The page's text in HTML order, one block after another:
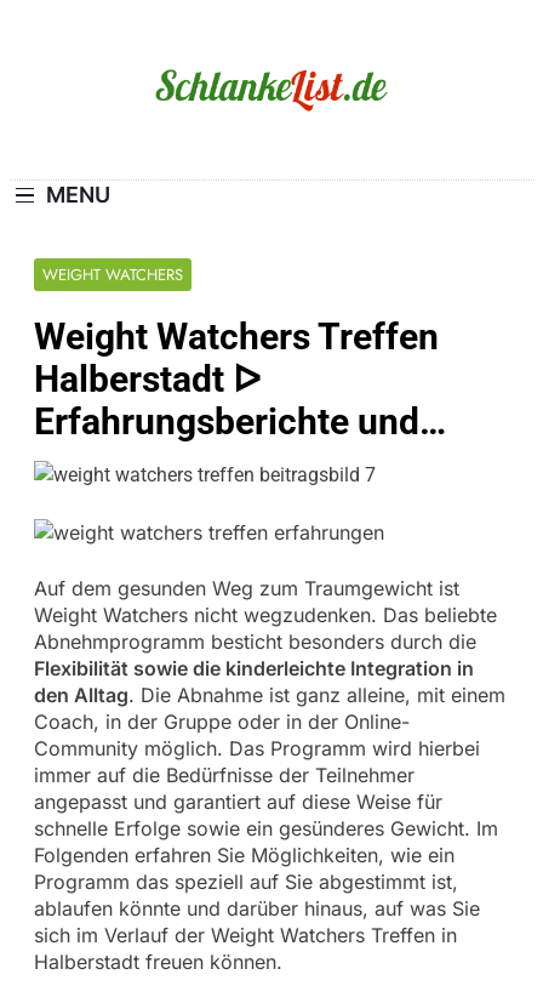
MENU
WEIGHT WATCHERS
Weight Watchers Treffen
Halberstadt ᐅ
Erfahrungsberichte und…
Auf dem gesunden Weg zum Traumgewicht ist
Weight Watchers nicht wegzudenken. Das beliebte
Abnehmprogramm besticht besonders durch die
Flexibilität sowie die kinderleichte Integration in
den Alltag. Die Abnahme ist ganz alleine, mit einem
Coach, in der Gruppe oder in der Online-
Community möglich. Das Programm wird hierbei
immer auf die Bedürfnisse der Teilnehmer
angepasst und garantiert auf diese Weise für
schnelle Erfolge sowie ein gesünderes Gewicht. Im
Folgenden erfahren Sie Möglichkeiten, wie ein
Programm das speziell auf Sie abgestimmt ist,
ablaufen könnte und darüber hinaus, auf was Sie
sich im Verlauf der Weight Watchers Treffen in
Halberstadt freuen können.